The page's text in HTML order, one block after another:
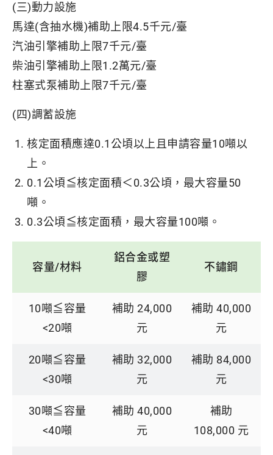
(三)動力設施
馬達(含抽水機)補助上限4.5千元/臺
汽油引擎補助上限7千元/臺
柴油引擎補助上限1.2萬元/臺
柱塞式泵補助上限7千元/臺
(四)調蓄設施
核定面積應達0.1公頃以上且申請容量10噸以
上。
0.1公頃≦核定面積＜0.3公頃，最大容量50
噸。
0.3公頃≦核定面積，最大容量100噸。
容量/材料
鋁合金或塑
膠
不鏽鋼
10噸≦容量
<20噸
補助 24,000
元
補助 40,000
元
20噸≦容量
<30噸
補助 32,000
元
補助 84,000
元
30噸≦容量
<40噸
補助 40,000
元
補助
108,000 元